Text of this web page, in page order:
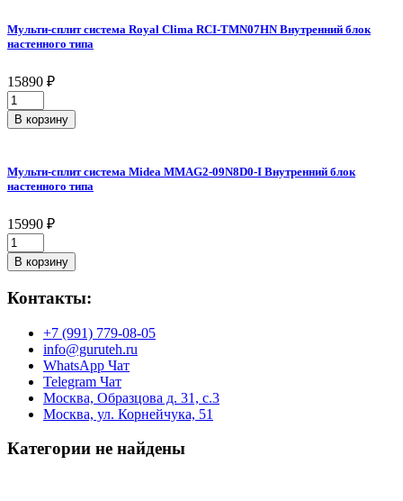
I-
SG25HP.W02/S
блок
настенного
типа
quantity
Мульти-сплит система Royal Clima RCI-TMN07HN Внутренний блок
настенного типа
15890 ₽
Мульти-
сплит
система
RCI-
TMN07HN
блок
настенного
типа
quantity
В корзину
Мульти-сплит система Midea MMAG2-09N8D0-I Внутренний блок
настенного типа
15990 ₽
Мульти-
сплит
система
Midea
MMAG2-
Внутренний
блок
настенного
типа
quantity
В корзину
Контакты:
+7 (991) 779-08-05
info@guruteh.ru
WhatsApp Чат
Telegram Чат
Москва, Образцова д. 31, с.3
Москва, ул. Корнейчука, 51
Категории не найдены